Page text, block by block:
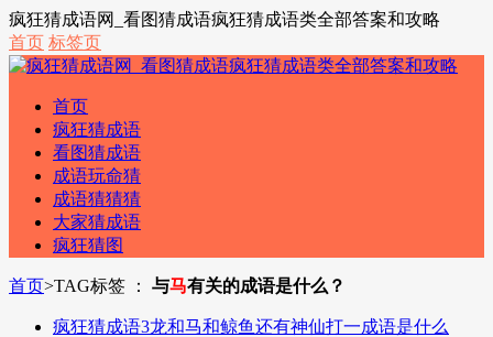
疯狂猜成语网_看图猜成语疯狂猜成语类全部答案和攻略
首页 标签页
首页
疯狂猜成语
看图猜成语
成语玩命猜
成语猜猜猜
大家猜成语
疯狂猜图
首页>TAG标签 ： 与马有关的成语是什么？
疯狂猜成语3龙和马和鲸鱼还有神仙打一成语是什么